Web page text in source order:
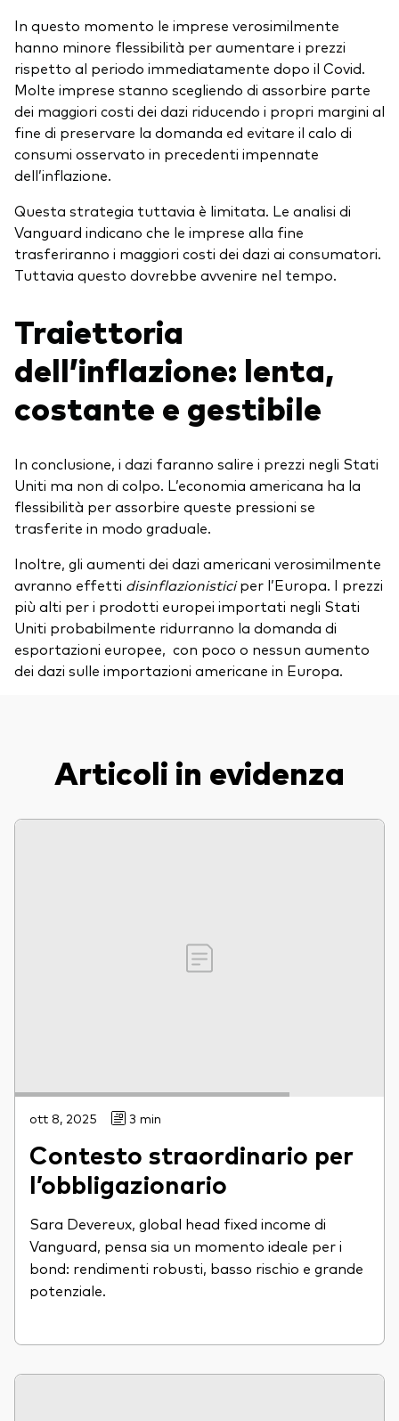
In questo momento le imprese verosimilmente
hanno minore flessibilità per aumentare i prezzi
rispetto al periodo immediatamente dopo il Covid.
Molte imprese stanno scegliendo di assorbire parte
dei maggiori costi dei dazi riducendo i propri margini al
fine di preservare la domanda ed evitare il calo di
consumi osservato in precedenti impennate
dell’inflazione.
Questa strategia tuttavia è limitata. Le analisi di
Vanguard indicano che le imprese alla fine
trasferiranno i maggiori costi dei dazi ai consumatori.
Tuttavia questo dovrebbe avvenire nel tempo.
Traiettoria
dell’inflazione: lenta,
costante e gestibile
In conclusione, i dazi faranno salire i prezzi negli Stati
Uniti ma non di colpo. L’economia americana ha la
flessibilità per assorbire queste pressioni se
trasferite in modo graduale.
Inoltre, gli aumenti dei dazi americani verosimilmente
avranno effetti disinflazionisticiper l’Europa. I prezzi
più alti per i prodotti europei importati negli Stati
Uniti probabilmente ridurranno la domanda di
esportazioni europee, con poco o nessun aumento
dei dazi sulle importazioni americane in Europa.
Articoli in evidenza
ott 8, 2025 3 min
Contesto straordinario per
l’obbligazionario
Sara Devereux, global head fixed income di
Vanguard, pensa sia un momento ideale per i
bond: rendimenti robusti, basso rischio e grande
potenziale.